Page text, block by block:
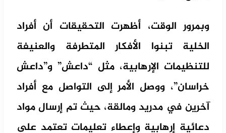
وبمرور الوقت، أظهرت التحقيقات أن أفراد
الخلية تبنوا الأفكار المتطرفة والعنيفة
للتنظيمات الإرهابية، مثل “داعش” و”داعش
خراسان”، ووصل الأمر إلى التواصل مع أفراد
آخرين في مدريد ومالقة، حيث تم إرسال مواد
دعائية إرهابية وإعطاء تعليمات تعتمد على